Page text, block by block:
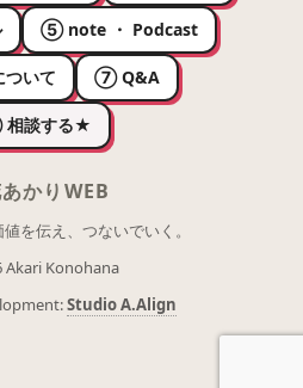
⑤ note ・ Podcast
いて ⑦ Q&A
談する★
かりWEB
を伝え、つないでいく。
Akari Konohana
Studio A.Align